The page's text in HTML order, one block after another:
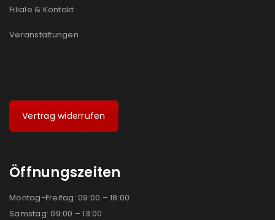
Filiale & Kontakt
Veranstaltungen
Vertrag widerrufen
Öffnungszeiten
Montag-Freitag: 09:00 – 18:00
Samstag: 09:00 – 13:00